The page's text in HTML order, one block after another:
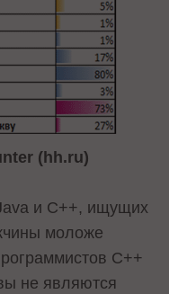
(hh.ru)
и С++, ищущих
моложе
С++
не являются